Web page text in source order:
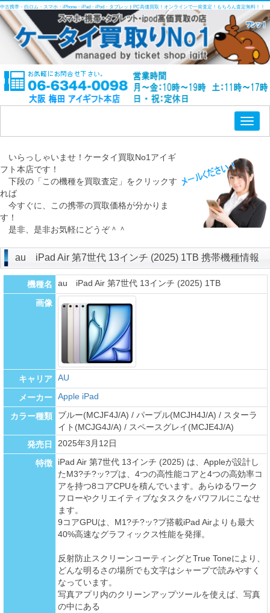
中古携帯・白ロム・スマホ・iPhone・iPad・iPod・タブレットPC高価買取！オンラインで一発査定！もちろん査定無料！！
いらっしゃいませ！ケータイ買取No1アイギ
フト本店です！
下段の「この機種を買取査定」をクリックす
れば
今すぐに、この携帯の買取価格が分かりま
す！
是非、是非お気軽にどうぞ＾＾
au iPad Air 第7世代 13インチ (2025) 1TB 携帯機種情報
機種名 au iPad Air 第7世代 13インチ (2025) 1TB
画像
キャリア AU
メーカー Apple iPad
カラー種類
ブルー(MCJF4J/A) / パープル(MCJH4J/A) / スターラ
イト(MCJG4J/A) / スペースグレイ(MCJE4J/A)
発売日
2025年3月12日
特徴
iPad Air 第7世代 13インチ (2025) は、Appleが設計し
たM3?チ?ッ?プは、4つの高性能コアと4つの高効率コ
アを持つ8コアCPUを積んでいます。あらゆるワーク
フローやクリエイティブなタスクをパワフルにこなせ
ます。
9コアGPUは、M1?チ?ッ?プ搭載iPad Airよりも最大
40%高速なグラフィックス性能を発揮。
反射防止スクリーンコーティングとTrue Toneにより、
どんな明るさの場所でも文字はシャープで読みやすく
なっています。
写真アプリ内のクリーンアップツールを使えば、写真
の中にある